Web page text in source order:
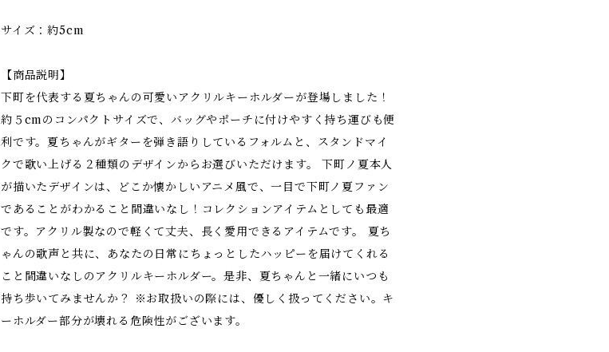
サイズ：約5cm
【商品説明】
下町を代表する夏ちゃんの可愛いアクリルキーホルダーが登場しました！
約５cmのコンパクトサイズで、バッグやポーチに付けやすく持ち運びも便
利です。夏ちゃんがギターを弾き語りしているフォルムと、スタンドマイ
クで歌い上げる２種類のデザインからお選びいただけます。 下町ノ夏本人
が描いたデザインは、どこか懐かしいアニメ風で、一目で下町ノ夏ファン
であることがわかること間違いなし！コレクションアイテムとしても最適
です。アクリル製なので軽くて丈夫、長く愛用できるアイテムです。 夏ち
ゃんの歌声と共に、あなたの日常にちょっとしたハッピーを届けてくれる
こと間違いなしのアクリルキーホルダー。是非、夏ちゃんと一緒にいつも
持ち歩いてみませんか？ ※お取扱いの際には、優しく扱ってください。キ
ーホルダー部分が壊れる危険性がございます。